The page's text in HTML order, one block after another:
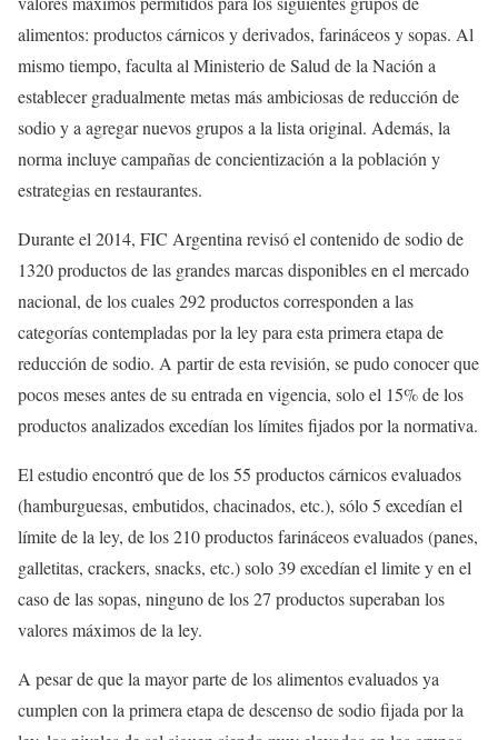
alimentos: productos cárnicos y derivados, farináceos y sopas. Al
mismo tiempo, faculta al Ministerio de Salud de la Nación a
establecer gradualmente metas más ambiciosas de reducción de
sodio y a agregar nuevos grupos a la lista original. Además, la
norma incluye campañas de concientización a la población y
estrategias en restaurantes.
Durante el 2014, FIC Argentina revisó el contenido de sodio de
1320 productos de las grandes marcas disponibles en el mercado
nacional, de los cuales 292 productos corresponden a las
categorías contempladas por la ley para esta primera etapa de
reducción de sodio. A partir de esta revisión, se pudo conocer que
pocos meses antes de su entrada en vigencia, solo el 15% de los
productos analizados excedían los límites fijados por la normativa.
El estudio encontró que de los 55 productos cárnicos evaluados
(hamburguesas, embutidos, chacinados, etc.), sólo 5 excedían el
límite de la ley, de los 210 productos farináceos evaluados (panes,
galletitas, crackers, snacks, etc.) solo 39 excedían el limite y en el
caso de las sopas, ninguno de los 27 productos superaban los
valores máximos de la ley.
A pesar de que la mayor parte de los alimentos evaluados ya
cumplen con la primera etapa de descenso de sodio fijada por la